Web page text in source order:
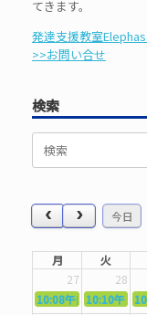
てきます。
発達支援教室Elephas
>>お問い合せ
検索
検
今日
月 火
27
28
10:08午前
5362．～
10:10午前